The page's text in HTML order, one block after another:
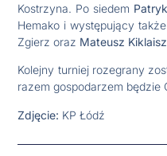
Kostrzyna. Po siedem
Hemako i występujący
Zgierz oraz Mateusz Kiklaisz
Kolejny turniej rozegrany
razem gospodarzem będzie
Zdjęcie: KP Łódź